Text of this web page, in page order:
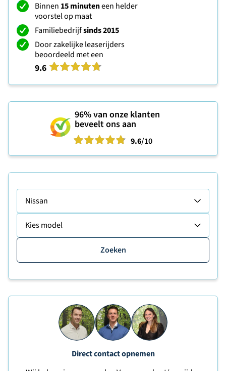
Binnen 15 minuteneen helder
voorstel op maat
Familiebedrijfsinds 2015
Door zakelijke leaserijders
beoordeeld met een
9.6
96%van onze klanten
beveelt ons aan
9.6/10
Nissan
Kies model
Zoeken
Direct contact opnemen